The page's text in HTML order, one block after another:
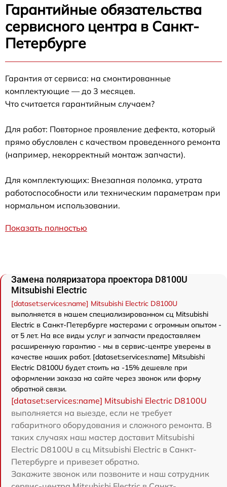
Гарантийные обязательства
сервисного центра в Санкт-
Петербурге
Гарантия от сервиса: на смонтированные
комплектующие — до 3 месяцев.
Что считается гарантийным случаем?
Для работ: Повторное проявление дефекта, который
прямо обусловлен с качеством проведенного ремонта
(например, некорректный монтаж запчасти).
Для комплектующих: Внезапная поломка, утрата
работоспособности или техническим параметрам при
нормальном использовании.
Показать полностью
Замена поляризатора проектора D8100U
Mitsubishi Electric
[dataset:services:name] Mitsubishi Electric D8100U
выполняется в нашем специализированном сц Mitsubishi
Electric в Санкт-Петербурге мастерами с огромным опытом -
от 5 лет. На все виды услуг и запчасти предоставляем
расширенную гарантию - мы в сервис-центре уверены в
качестве наших работ. [dataset:services:name] Mitsubishi
Electric D8100U будет стоить на -15% дешевле при
оформлении заказа на сайте через звонок или форму
обратной связи.
[dataset:services:name] Mitsubishi Electric D8100U
выполняется на выезде, если не требует
габаритного оборудования и сложного ремонта. В
таких случаях наш мастер доставит Mitsubishi
Electric D8100U в сц Mitsubishi Electric в Санкт-
Петербурге и привезет обратно.
Закажите звонок или позвоните и наш сотрудник